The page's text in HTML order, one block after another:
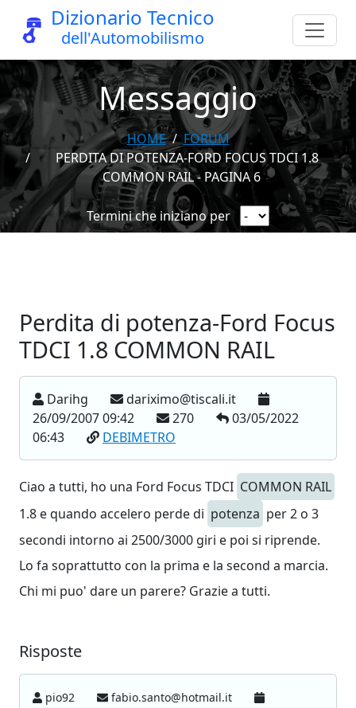
Dizionario Tecnico
dell'Automobilismo
Messaggio
HOME
FORUM
PERDITA DI POTENZA-FORD FOCUS TDCI 1.8
COMMON RAIL - PAGINA 6
Termini che iniziano per
Perdita di potenza-Ford Focus
TDCI 1.8 COMMON RAIL
Darihg
dariximo@tiscali.it
26/09/2007 09:42
270
03/05/2022
06:43
DEBIMETRO
Ciao a tutti, ho una Ford Focus TDCI COMMON RAIL
1.8 e quando accelero perde di potenza per 2 o 3
secondi intorno ai 2500/3000 giri e poi si riprende.
Lo fa soprattutto con la prima e la second a marcia.
Chi mi puo' dare un parere? Grazie a tutti.
Risposte
pio92
fabio.santo@hotmail.it